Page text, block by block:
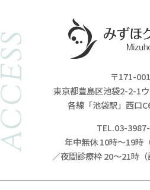
〒171-
東京都豊島区池袋2-2-1
各線「池袋駅」西口
TEL.03-
年中無休 10時～19時
／夜間診療枠 20～21時（